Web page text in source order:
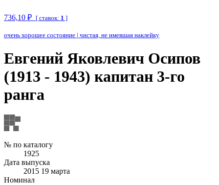
736,10 ₽ [ ставок: 1 ]
очень хорошее состояние | чистая, не имевшая наклейку
Евгений Яковлевич Осипов
(1913 - 1943) капитан 3-го
ранга
№ по каталогу
1925
Дата выпуска
2015 19 марта
Номинал